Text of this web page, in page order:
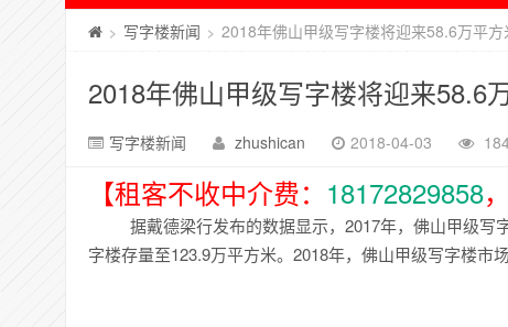
> 写字楼新闻 > 2018年佛山甲级写字楼将迎来58.6万平方
2018年佛山甲级写字楼将迎来58.6
写字楼新闻 zhushican 2018-04-03
【租客不收中介费： 18172829858
据戴德梁行发布的数据显示，2017年，佛山甲级写
字楼存量至123.9万平方米。2018年，佛山甲级写字楼市